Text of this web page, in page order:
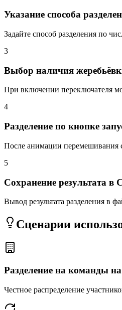
Указание способа
Задайте способ разделения по
3
Выбор наличия
При включении переключателя
4
Разделение по кнопке
После анимации перемешивания
5
Сохранение результата в
Вывод результата разделения в
Сценарии
Разделение на команды
Честное распределение